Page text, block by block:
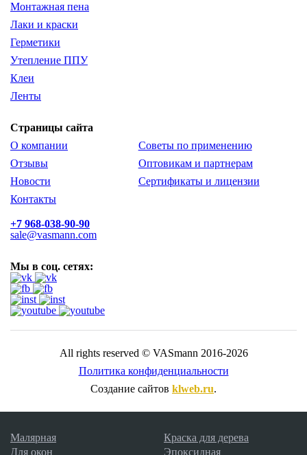
Монтажная пена
Лаки и краски
Герметики
Утепление ППУ
Клеи
Ленты
Страницы сайта
О компании
Отзывы
Новости
Контакты
Советы по применению
Оптовикам и партнерам
Сертификаты и лицензии
+7 968-038-90-90
sale@vasmann.com
Мы в соц. сетях:
All rights reserved © VASmann 2016-2026
Политика конфиденциальности
Создание сайтов klweb.ru.
Малярная
Для окон
Краска для дерева
Эпоксидная